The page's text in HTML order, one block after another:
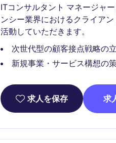
ITコンサルタント マネージャ
ンシー業界におけるクライア
活動していただきます。
次世代型の顧客接点戦略の
新規事業・サービス構想の
求人を保存 求